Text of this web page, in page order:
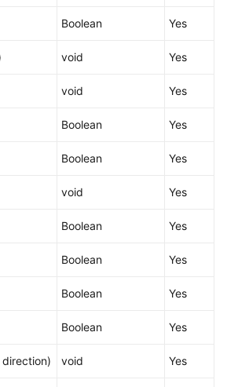
Boolean Yes
void Yes
void Yes
Boolean Yes
Boolean Yes
void Yes
Boolean Yes
Boolean Yes
Boolean Yes
Boolean Yes
void Yes